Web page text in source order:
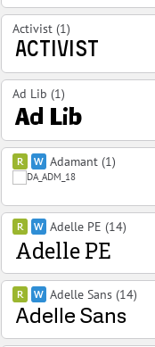
Activist (1)
Ad Lib (1)
Adamant (1)
Adelle PE (14)
Adelle Sans (14)